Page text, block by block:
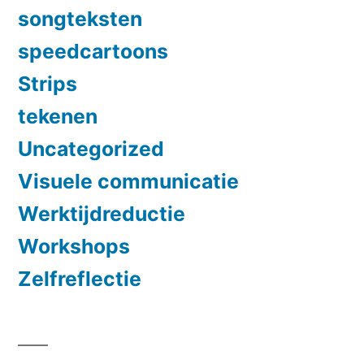
songteksten
speedcartoons
Strips
tekenen
Uncategorized
Visuele communicatie
Werktijdreductie
Workshops
Zelfreflectie